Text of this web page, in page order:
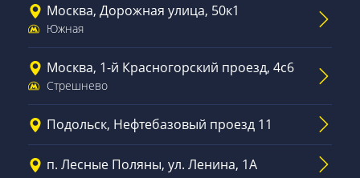
Москва, Дорожная улица, 50к1
Южная
Москва, 1-й Красногорский проезд, 4с6
Стрешнево
Подольск, Нефтебазовый проезд 11
п. Лесные Поляны, ул. Ленина, 1А